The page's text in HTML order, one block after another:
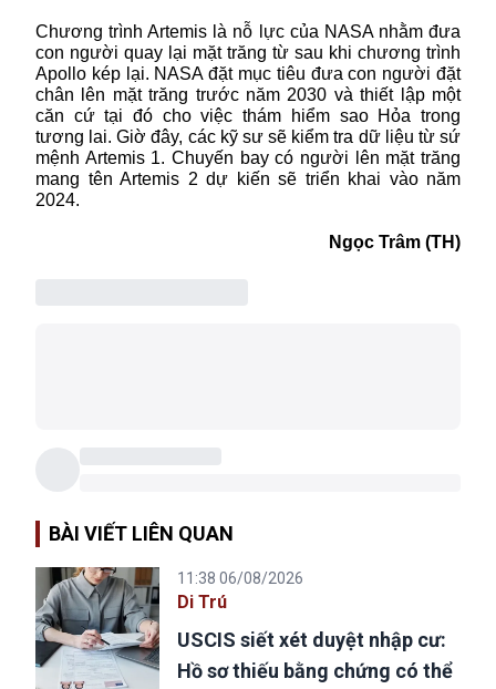
Chương trình Artemis là nỗ lực của NASA nhằm đưa
con người quay lại mặt trăng từ sau khi chương trình
Apollo kép lại. NASA đặt mục tiêu đưa con người đặt
chân lên mặt trăng trước năm 2030 và thiết lập một
căn cứ tại đó cho việc thám hiểm sao Hỏa trong
tương lai. Giờ đây, các kỹ sư sẽ kiểm tra dữ liệu từ sứ
mệnh Artemis 1. Chuyến bay có người lên mặt trăng
mang tên Artemis 2 dự kiến sẽ triển khai vào năm
2024.
Ngọc Trâm (TH)
BÀI VIẾT LIÊN QUAN
11:38 06/08/2026
Di Trú
USCIS siết xét duyệt nhập cư:
Hồ sơ thiếu bằng chứng có thể